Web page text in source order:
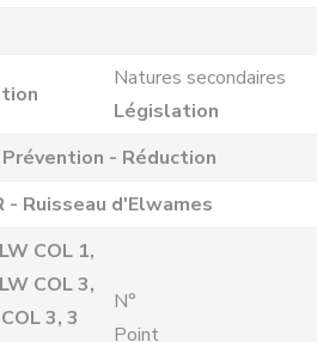
Natures secondaires
Législation
Prévention - Réduction
- Ruisseau d'Elwames
COL 1,
COL 3,
3, 3
N°
Point